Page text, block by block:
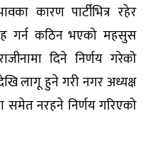
कारण पार्टीभित्र रहेर
गर्न कठिन भएको महसुस
दिने निर्णय गरेको
लागू हुने गरी नगर अध्यक्ष
समेत नरहने निर्णय गरिएको